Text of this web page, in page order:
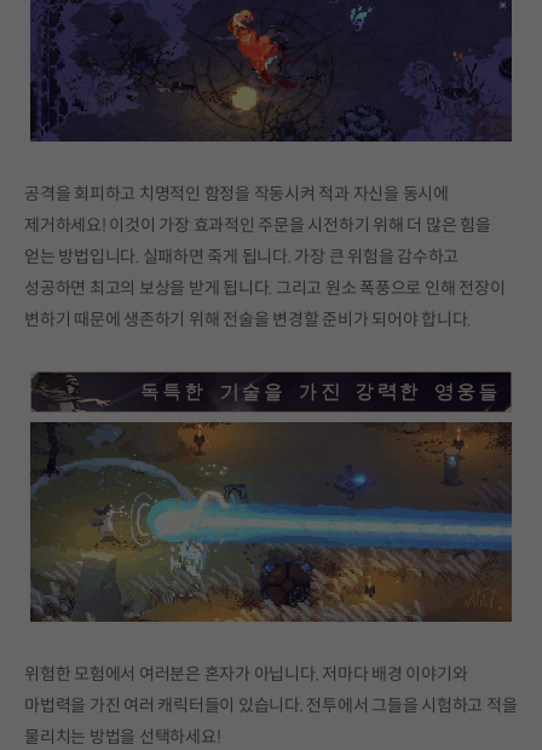
공격을 회피하고 치명적인 함정을 작동시켜 적과 자신을 동시에
제거하세요! 이것이 가장 효과적인 주문을 시전하기 위해 더 많은 힘을
얻는 방법입니다. 실패하면 죽게 됩니다. 가장 큰 위험을 감수하고
성공하면 최고의 보상을 받게 됩니다. 그리고 원소 폭풍으로 인해 전장이
변하기 때문에 생존하기 위해 전술을 변경할 준비가 되어야 합니다.
위험한 모험에서 여러분은 혼자가 아닙니다. 저마다 배경 이야기와
마법력을 가진 여러 캐릭터들이 있습니다. 전투에서 그들을 시험하고 적을
물리치는 방법을 선택하세요!